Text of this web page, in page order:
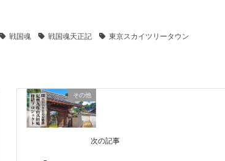
戦国魂 戦国魂天正記
東京スカイツリータウン
その他
次の記事